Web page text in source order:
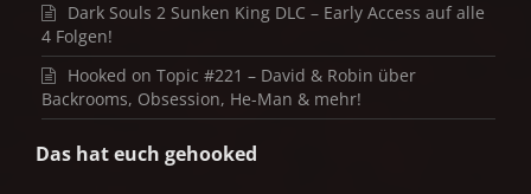
Dark Souls 2 Sunken King DLC – Early Access auf alle
4 Folgen!
Hooked on Topic #221 – David & Robin über
Backrooms, Obsession, He-Man & mehr!
Das hat euch gehooked